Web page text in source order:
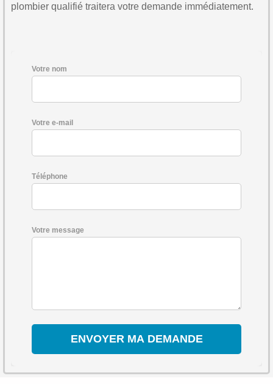
plombier qualifié traitera votre demande immédiatement.
Votre nom
Votre e-mail
Téléphone
Votre message